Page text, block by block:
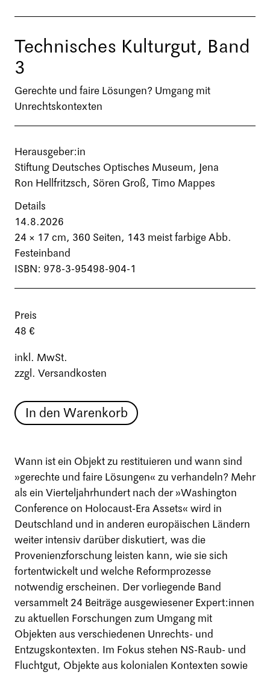
Technisches Kulturgut, Band
3
Gerechte und faire Lösungen? Umgang mit
Unrechtskontexten
Herausgeber:in
Stiftung Deutsches Optisches Museum, Jena
Ron Hellfritzsch, Sören Groß, Timo Mappes
Details
14.8.2026
24 × 17 cm, 360 Seiten, 143 meist farbige Abb.
Festeinband
ISBN: 978-3-95498-904-1
Preis
48 €
inkl. MwSt.
zzgl. Versandkosten
In den Warenkorb
Wann ist ein Objekt zu restituieren und wann sind
»gerechte und faire Lösungen« zu verhandeln? Mehr
als ein Vierteljahrhundert nach der »Washington
Conference on Holocaust-Era Assets« wird in
Deutschland und in anderen europäischen Ländern
weiter intensiv darüber diskutiert, was die
Provenienzforschung leisten kann, wie sie sich
fortentwickelt und welche Reformprozesse
notwendig erscheinen. Der vorliegende Band
versammelt 24 Beiträge ausgewiesener Expert:innen
zu aktuellen Forschungen zum Umgang mit
Objekten aus verschiedenen Unrechts- und
Entzugskontexten. Im Fokus stehen NS-Raub- und
Fluchtgut, Objekte aus kolonialen Kontexten sowie